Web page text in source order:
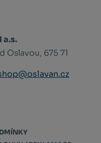
a.s.
Oslavou, 675 71